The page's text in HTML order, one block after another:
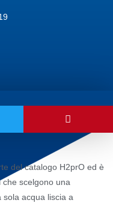
del catalogo H2prO ed è
scelgono una
acqua liscia a